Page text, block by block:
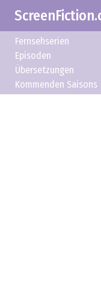
Fernsehserien
Episoden
Übersetzungen
Kommenden Saisons